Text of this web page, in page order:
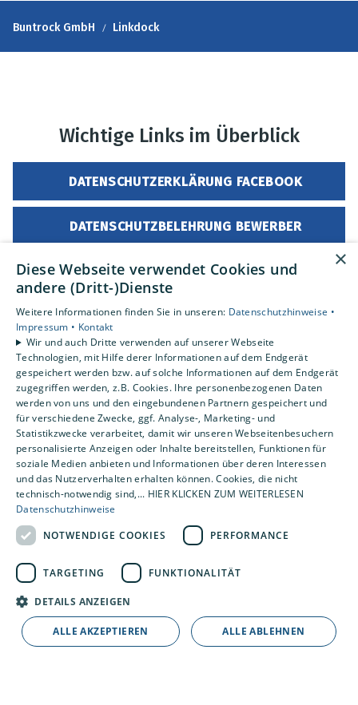
Buntrock GmbH Linkdock
Wichtige Links im Überblick
DATENSCHUTZERKLÄRUNG FACEBOOK
DATENSCHUTZBELEHRUNG BEWERBER
ALLGEMEINE DATENSCHUTZBELEHRUNG
Impressum|Datenschutz
Kontakt
Buntrock GmbH
Buxtehuder Str. 4
Telefon: 04167 91450
info@buntrock-gmbh.de
www.buntrock-gmbh.de
×
Diese Webseite verwendet Cookies und
andere (Dritt-)Dienste
Weitere Informationen finden Sie in unseren: Datenschutzhinweise •
Impressum • Kontakt
Wir und auch Dritte verwenden auf unserer Webseite
Technologien, mit Hilfe derer Informationen auf dem Endgerät
gespeichert werden bzw. auf solche Informationen auf dem Endgerät
zugegriffen werden, z.B. Cookies. Ihre personenbezogenen Daten
werden von uns und den eingebundenen Partnern gespeichert und
für verschiedene Zwecke, ggf. Analyse-, Marketing- und
Statistikzwecke verarbeitet, damit wir unseren Webseitenbesuchern
personalisierte Anzeigen oder Inhalte bereitstellen, Funktionen für
soziale Medien anbieten und Informationen über deren Interessen
und das Nutzerverhalten erhalten können. Cookies, die nicht
technisch-notwendig sind,... HIER KLICKEN ZUM WEITERLESEN
Datenschutzhinweise
NOTWENDIGE COOKIES
PERFORMANCE
TARGETING FUNKTIONALITÄT
DETAILS ANZEIGEN
ALLE AKZEPTIEREN ALLE ABLEHNEN